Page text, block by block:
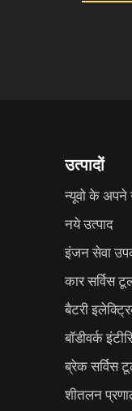
उत्पादों
न्यूवो के अपने
नये उत्पाद
इंजन सेवा
कार सर्विस
बैटरी
बॉडीवर्क
ब्रेक सर्विस
शीतलन